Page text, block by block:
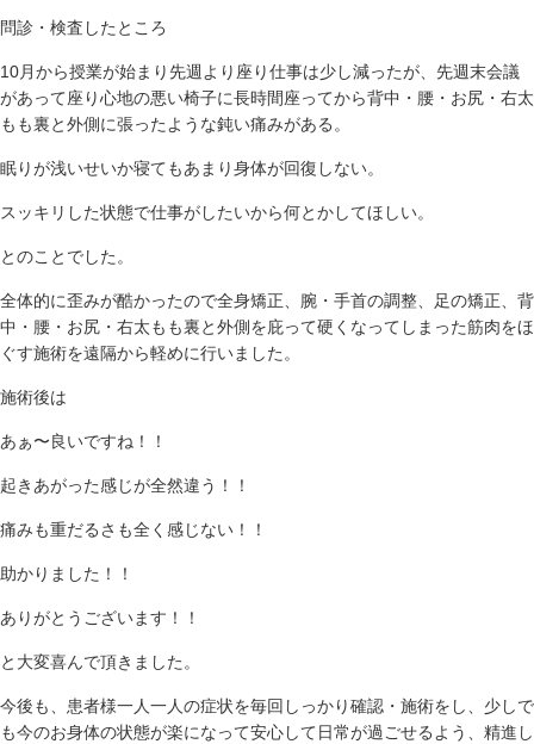
問診・検査したところ
10月から授業が始まり先週より座り仕事は少し減ったが、先週末会議
があって座り心地の悪い椅子に長時間座ってから背中・腰・お尻・右太
もも裏と外側に張ったような鈍い痛みがある。
眠りが浅いせいか寝てもあまり身体が回復しない。
スッキリした状態で仕事がしたいから何とかしてほしい。
とのことでした。
全体的に歪みが酷かったので全身矯正、腕・手首の調整、足の矯正、背
中・腰・お尻・右太もも裏と外側を庇って硬くなってしまった筋肉をほ
ぐす施術を遠隔から軽めに行いました。
施術後は
あぁ〜良いですね！！
起きあがった感じが全然違う！！
痛みも重だるさも全く感じない！！
助かりました！！
ありがとうございます！！
と大変喜んで頂きました。
今後も、患者様一人一人の症状を毎回しっかり確認・施術をし、少しで
も今のお身体の状態が楽になって安心して日常が過ごせるよう、精進し